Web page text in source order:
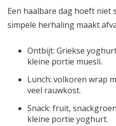
Een haalbare dag hoeft niet
simpele herhaling maakt
Ontbijt: Griekse
kleine portie muesli.
Lunch: volkoren wrap
veel rauwkost.
Snack: fruit,
kleine portie yoghurt.